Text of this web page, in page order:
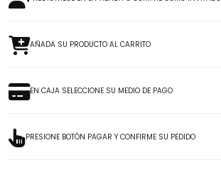
AÑADA SU PRODUCTO AL CARRITO
EN CAJA SELECCIONE SU MEDIO DE PAGO
PRESIONE BOTÓN PAGAR Y CONFIRME SU PEDIDO